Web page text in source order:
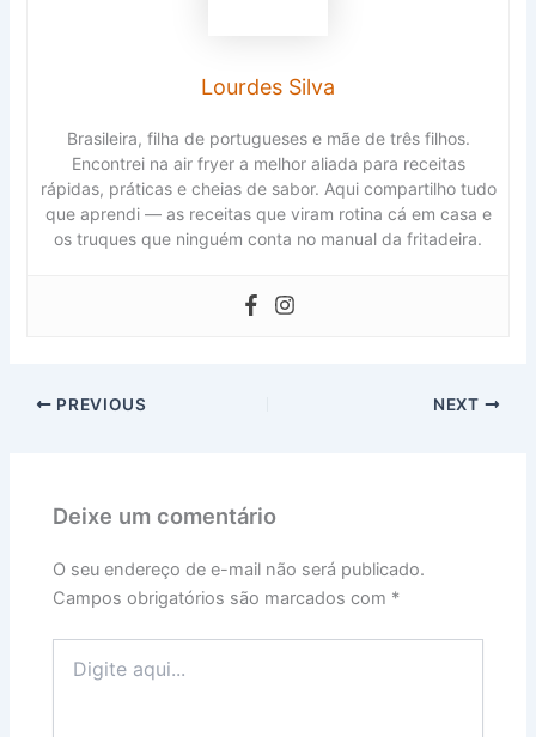
Lourdes Silva
Brasileira, filha de portugueses e mãe de três filhos.
Encontrei na air fryer a melhor aliada para receitas
rápidas, práticas e cheias de sabor. Aqui compartilho tudo
que aprendi — as receitas que viram rotina cá em casa e
os truques que ninguém conta no manual da fritadeira.
PREVIOUS NEXT
Deixe um comentário
O seu endereço de e-mail não será publicado.
Campos obrigatórios são marcados com *
aqui...